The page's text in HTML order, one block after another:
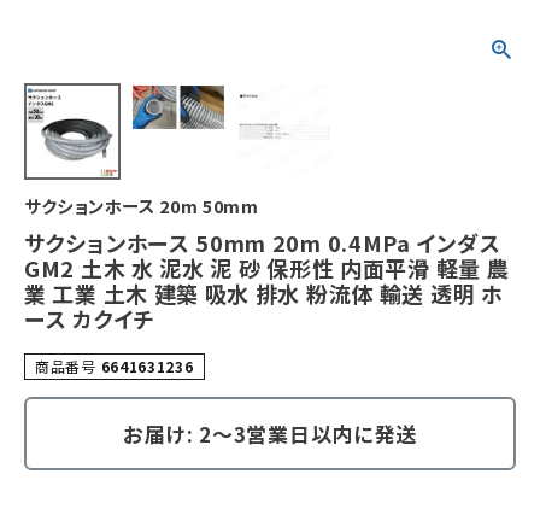
サクションホース 20m 50mm
サクションホース 50mm 20m 0.4MPa インダス
GM2 土木 水 泥水 泥 砂 保形性 内面平滑 軽量 農
業 工業 土木 建築 吸水 排水 粉流体 輸送 透明 ホ
ース カクイチ
商品番号 6641631236
お届け: 2～3営業日以内に発送